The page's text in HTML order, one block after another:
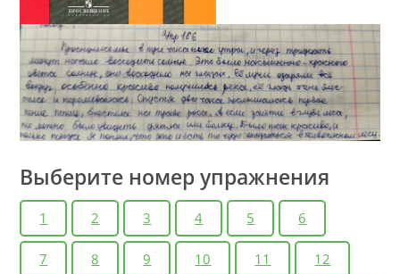
Выберите номер упражнения
1 2 3 4 5 6
7 8 9 10 11 12